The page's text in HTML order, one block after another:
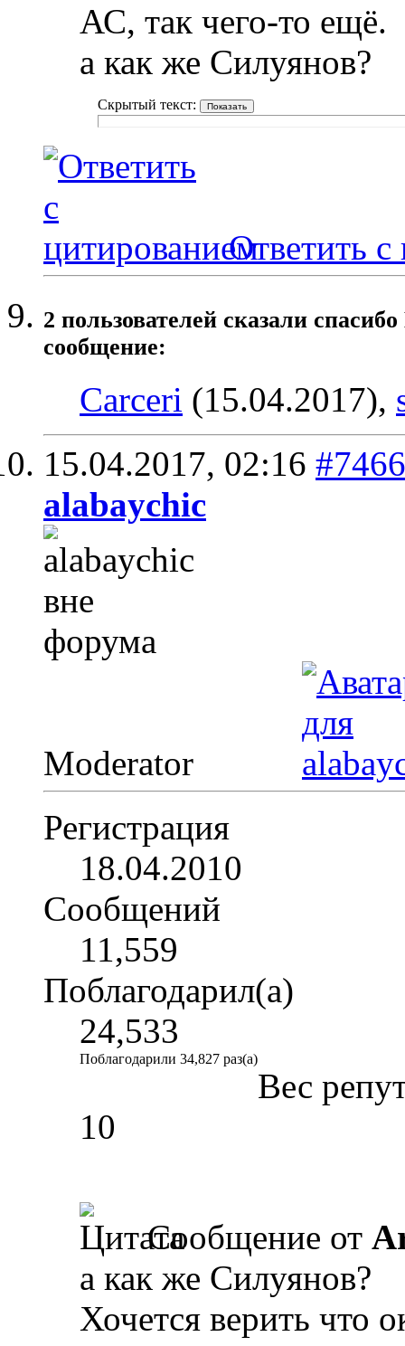
АС, так чего-то ещё.
а как же Силуянов?
Скрытый текст:
Ответить с
2 пользователей сказали
сообщение:
Carceri (15.04.2017),
15.04.2017, 02:16 #7466
alabaychic
Moderator
Регистрация
18.04.2010
Сообщений
11,559
Поблагодарил(а)
24,533
Поблагодарили 34,827 раз(а)
Вес
10
Сообщение от
а как же Силуянов?
Хочется верить что